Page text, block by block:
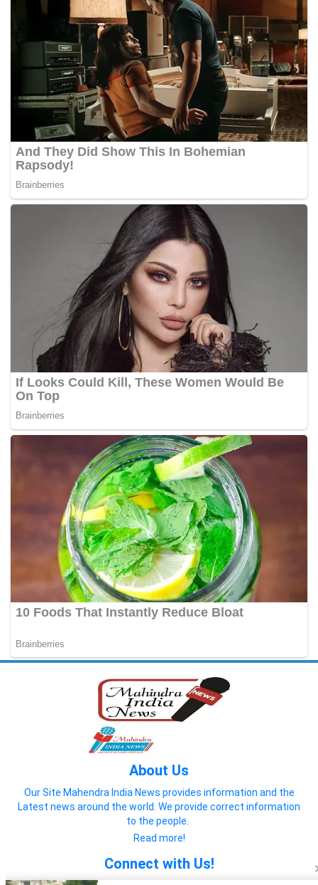
About Us
Our Site Mahendra India News provides information and the
Latest news around the world. We provide correct information
to the people.
Read more!
Connect with Us!